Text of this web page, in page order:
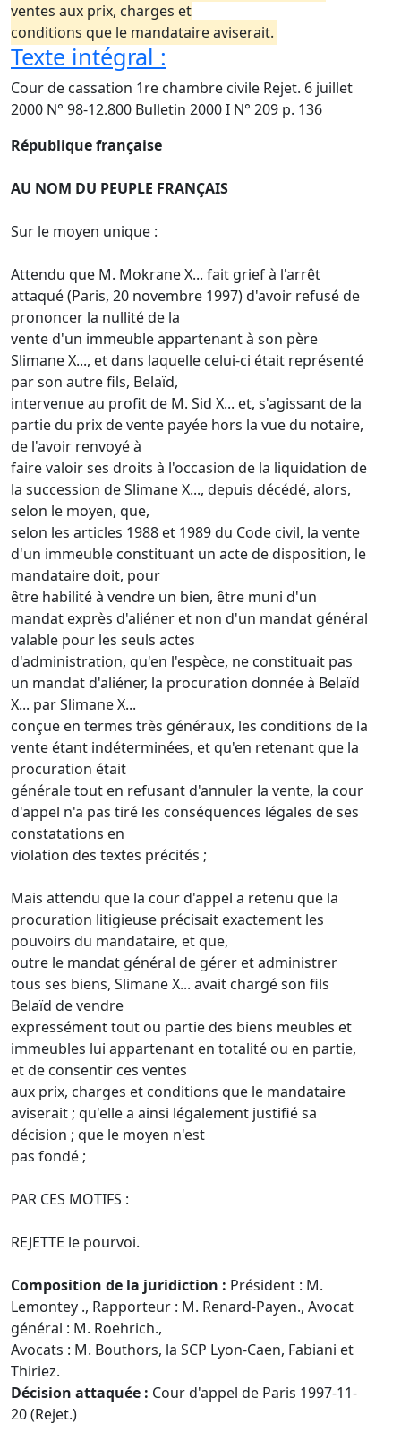
ventes aux prix, charges et
conditions que le mandataire aviserait.
Texte intégral :
Cour de cassation 1re chambre civile Rejet. 6 juillet
2000 N° 98-12.800 Bulletin 2000 I N° 209 p. 136
République française
AU NOM DU PEUPLE FRANÇAIS
Sur le moyen unique :
Attendu que M. Mokrane X... fait grief à l'arrêt
attaqué (Paris, 20 novembre 1997) d'avoir refusé de
prononcer la nullité de la
vente d'un immeuble appartenant à son père
Slimane X..., et dans laquelle celui-ci était représenté
par son autre fils, Belaïd,
intervenue au profit de M. Sid X... et, s'agissant de la
partie du prix de vente payée hors la vue du notaire,
de l'avoir renvoyé à
faire valoir ses droits à l'occasion de la liquidation de
la succession de Slimane X..., depuis décédé, alors,
selon le moyen, que,
selon les articles 1988 et 1989 du Code civil, la vente
d'un immeuble constituant un acte de disposition, le
mandataire doit, pour
être habilité à vendre un bien, être muni d'un
mandat exprès d'aliéner et non d'un mandat général
valable pour les seuls actes
d'administration, qu'en l'espèce, ne constituait pas
un mandat d'aliéner, la procuration donnée à Belaïd
X... par Slimane X...
conçue en termes très généraux, les conditions de la
vente étant indéterminées, et qu'en retenant que la
procuration était
générale tout en refusant d'annuler la vente, la cour
d'appel n'a pas tiré les conséquences légales de ses
constatations en
violation des textes précités ;
Mais attendu que la cour d'appel a retenu que la
procuration litigieuse précisait exactement les
pouvoirs du mandataire, et que,
outre le mandat général de gérer et administrer
tous ses biens, Slimane X... avait chargé son fils
Belaïd de vendre
expressément tout ou partie des biens meubles et
immeubles lui appartenant en totalité ou en partie,
et de consentir ces ventes
aux prix, charges et conditions que le mandataire
aviserait ; qu'elle a ainsi légalement justifié sa
décision ; que le moyen n'est
pas fondé ;
PAR CES MOTIFS :
REJETTE le pourvoi.
Composition de la juridiction : Président : M.
Lemontey ., Rapporteur : M. Renard-Payen., Avocat
général : M. Roehrich.,
Avocats : M. Bouthors, la SCP Lyon-Caen, Fabiani et
Thiriez.
Décision attaquée : Cour d'appel de Paris 1997-11-
20 (Rejet.)